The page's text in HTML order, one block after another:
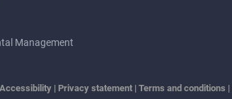
Management
Accessibility| Privacy statement| Terms and conditions |